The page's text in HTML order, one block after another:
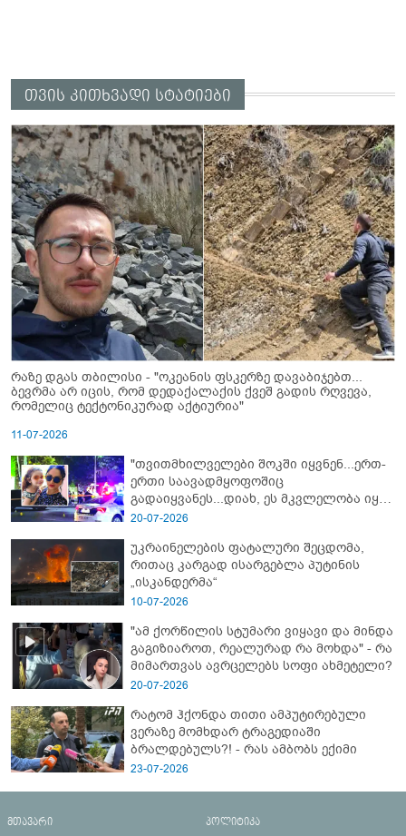
თვის კითხვადი სტატიები
რაზე დგას თბილისი - "ოკეანის ფსკერზე დავაბიჯებთ...
ბევრმა არ იცის, რომ დედაქალაქის ქვეშ გადის რღვევა,
რომელიც ტექტონიკურად აქტიურია"
11-07-2026
"თვითმხილველები შოკში იყვნენ...ერთ-
ერთი საავადმყოფოშიც
გადაიყვანეს...დიახ, ეს მკვლელობა იყო"
- გორში დატრიალებული ტრაგედიის
20-07-2026
უკრაინელების ფატალური შეცდომა,
რითაც კარგად ისარგებლა პუტინის
„ისკანდერმა“
10-07-2026
"ამ ქორწილის სტუმარი ვიყავი და მინდა
გაგიზიაროთ, რეალურად რა მოხდა" - რა
მიმართვას ავრცელებს სოფი ახმეტელი?
20-07-2026
რატომ ჰქონდა თითი ამპუტირებული
ვერაზე მომხდარ ტრაგედიაში
ბრალდებულს?! - რას ამბობს ექიმი
23-07-2026
მთავარი პოლიტიკა